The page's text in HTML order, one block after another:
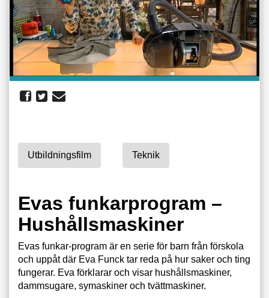
Utbildningsfilm Teknik
Evas funkarprogram –
Hushållsmaskiner
Evas funkar-program är en serie för barn från förskola
och uppåt där Eva Funck tar reda på hur saker och ting
fungerar. Eva förklarar och visar hushållsmaskiner,
dammsugare, symaskiner och tvättmaskiner.